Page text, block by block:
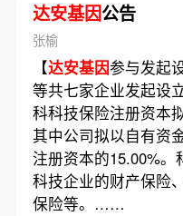
达安基因公告
张榆
【达安基因参与发起
等共七家企业发起设
科科技保险注册资本
其中公司拟以自有资
注册资本的15.00%
科技企业的财产保险
保险等。……